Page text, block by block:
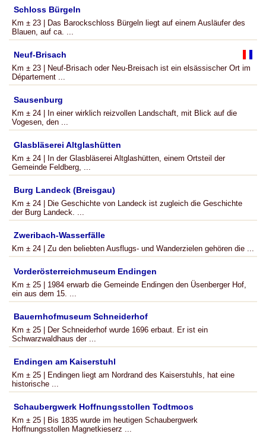
Schloss Bürgeln
Km ± 23 | Das Barockschloss Bürgeln liegt auf einem Ausläufer des
Blauen, auf ca. ...
Neuf-Brisach
Km ± 23 | Neuf-Brisach oder Neu-Breisach ist ein elsässischer Ort im
Département ...
Sausenburg
Km ± 24 | In einer wirklich reizvollen Landschaft, mit Blick auf die
Vogesen, den ...
Glasbläserei Altglashütten
Km ± 24 | In der Glasbläserei Altglashütten, einem Ortsteil der
Gemeinde Feldberg, ...
Burg Landeck (Breisgau)
Km ± 24 | Die Geschichte von Landeck ist zugleich die Geschichte
der Burg Landeck. ...
Zweribach-Wasserfälle
Km ± 24 | Zu den beliebten Ausflugs- und Wanderzielen gehören die ...
Vorderösterreichmuseum Endingen
Km ± 25 | 1984 erwarb die Gemeinde Endingen den Üsenberger Hof,
ein aus dem 15. ...
Bauernhofmuseum Schneiderhof
Km ± 25 | Der Schneiderhof wurde 1696 erbaut. Er ist ein
Schwarzwaldhaus der ...
Endingen am Kaiserstuhl
Km ± 25 | Endingen liegt am Nordrand des Kaiserstuhls, hat eine
historische ...
Schaubergwerk Hoffnungsstollen Todtmoos
Km ± 25 | Bis 1835 wurde im heutigen Schaubergwerk
Hoffnungsstollen Magnetkieserz ...